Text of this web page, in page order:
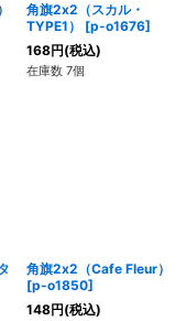
角旗2x2（スカル・
TYPE1）
[p-o1676]
168円(税込)
在庫数 7個
角旗2x2（Cafe Fleur）
[p-o1850]
148円(税込)